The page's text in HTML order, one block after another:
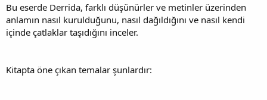
Bu eserde Derrida, farklı düşünürler ve metinler üzerinden
anlamın nasıl kurulduğunu, nasıl dağıldığını ve nasıl kendi
içinde çatlaklar taşıdığını inceler.
Kitapta öne çıkan temalar şunlardır: